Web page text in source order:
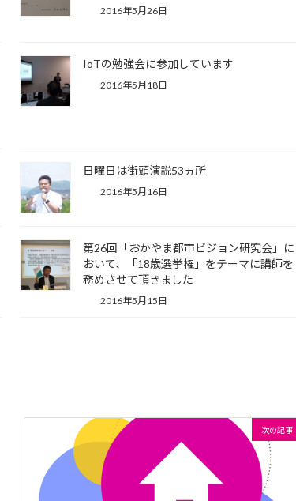
2016年5月26日
IoTの勉強会に参加しています
2016年5月18日
日曜日は街頭演説53ヵ所
2016年5月16日
第26回「おかやま都市ビジョン研究会」に
おいて、「18歳選挙権」をテーマに講師を
務めさせて頂きました
2016年5月15日
次の記事